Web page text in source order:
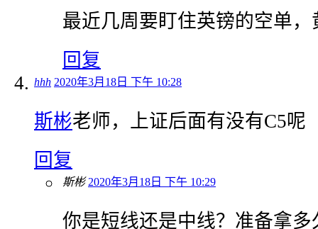
最近几周要盯住英镑的空单
回复
hhh 2020年3月18日 下午 10:28
斯彬老师，上证后面有没有C5呢
回复
斯彬 2020年3月18日 下午 10:29
你是短线还是中线？准备拿多